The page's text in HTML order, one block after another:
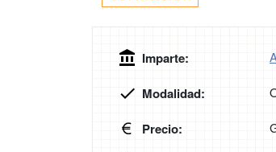
Imparte:
Modalidad:
Precio: